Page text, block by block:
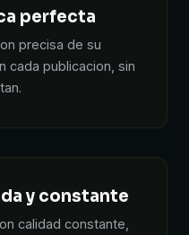
perfecta
precisa de su
cada publicacion, sin
y constante
calidad constante,